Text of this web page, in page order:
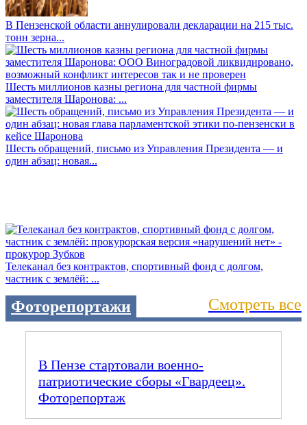
В Пензенской области аннулировали декларации на 215 тыс.
тонн зерна...
Шесть миллионов казны региона для частной фирмы
заместителя Шаронова: ...
Шесть обращений, письмо из Управления Президента — и
один абзац: новая...
Телеканал без контрактов, спортивный фонд с долгом,
частник с землёй: ...
Фоторепортажи Смотреть все
В Пензе стартовали военно-
патриотические сборы «Гвардеец».
Фоторепортаж